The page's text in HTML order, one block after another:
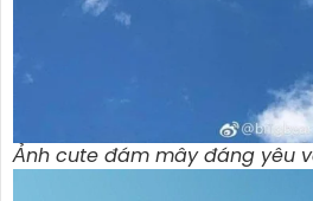
Ảnh cute đám mây đáng yêu